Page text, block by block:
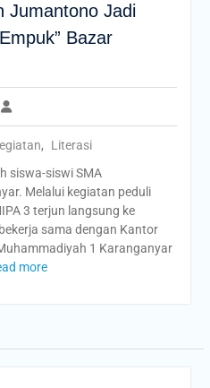
Jumantono Jadi
Bazar
,
Literasi
siswa-siswi SMA
Melalui kegiatan peduli
3 terjun langsung ke
sama dengan Kantor
1 Karanganyar
more